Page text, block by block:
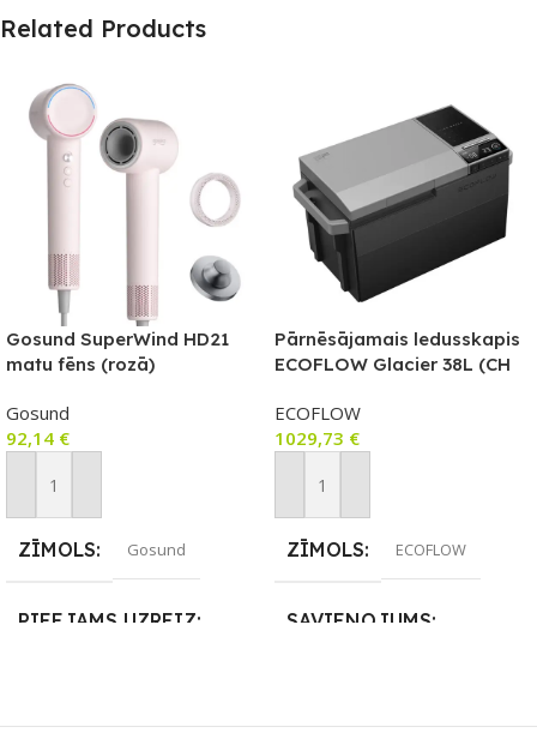
Related Products
Gosund SuperWind HD21
matu fēns (rozā)
Gosund
92,14 €
Pievienot Grozam
ZĪMOLS Gosund
PIEEJAMS UZREIZ
Pārnēsājamais ledusskapis
ECOFLOW Glacier 38L (CH
ECOFLOW
1029,73 €
Pievienot Grozam
ZĪMOLS ECOFLOW
SAVIENOJUMS